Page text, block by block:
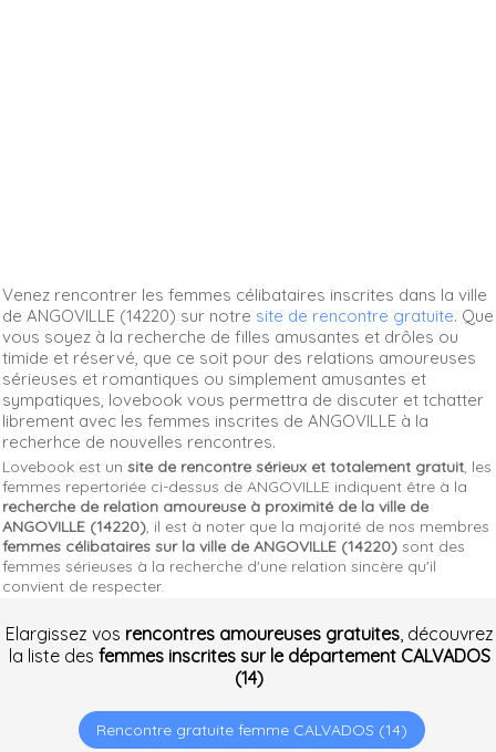
Venez rencontrer les femmes célibataires inscrites dans la ville
de ANGOVILLE (14220) sur notre site de rencontre gratuite. Que
vous soyez à la recherche de filles amusantes et drôles ou
timide et réservé, que ce soit pour des relations amoureuses
sérieuses et romantiques ou simplement amusantes et
sympatiques, lovebook vous permettra de discuter et tchatter
librement avec les femmes inscrites de ANGOVILLE à la
recherhce de nouvelles rencontres.
Lovebook est un site de rencontre sérieux et totalement gratuit, les
femmes repertoriée ci-dessus de ANGOVILLE indiquent être à la
recherche de relation amoureuse à proximité de la ville de
ANGOVILLE (14220), il est à noter que la majorité de nos membres
femmes célibataires sur la ville de ANGOVILLE (14220) sont des
femmes sérieuses à la recherche d'une relation sincère qu'il
convient de respecter.
Elargissez vos rencontres amoureuses gratuites, découvrez
la liste des femmes inscrites sur le département CALVADOS
(14)
Rencontre gratuite femme CALVADOS (14)